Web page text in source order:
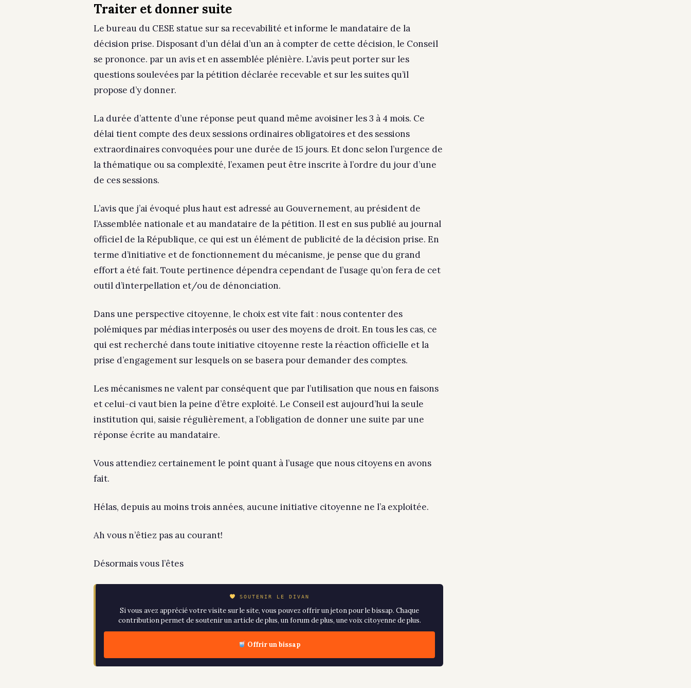
Traiter et donner suite
Le bureau du CESE statue sur sa recevabilité et informe le mandataire de la
décision prise. Disposant d’un délai d’un an à compter de cette décision, le Conseil
se prononce. par un avis et en assemblée plénière. L’avis peut porter sur les
questions soulevées par la pétition déclarée recevable et sur les suites qu’il
propose d’y donner.
La durée d’attente d’une réponse peut quand même avoisiner les 3 à 4 mois. Ce
délai tient compte des deux sessions ordinaires obligatoires et des sessions
extraordinaires convoquées pour une durée de 15 jours. Et donc selon l’urgence de
la thématique ou sa complexité, l’examen peut être inscrite à l’ordre du jour d’une
de ces sessions.
L’avis que j’ai évoqué plus haut est adressé au Gouvernement, au président de
l’Assemblée nationale et au mandataire de la pétition. Il est en sus publié au journal
officiel de la République, ce qui est un élément de publicité de la décision prise. En
terme d’initiative et de fonctionnement du mécanisme, je pense que du grand
effort a été fait. Toute pertinence dépendra cependant de l’usage qu’on fera de cet
outil d’interpellation et/ou de dénonciation.
Dans une perspective citoyenne, le choix est vite fait : nous contenter des
polémiques par médias interposés ou user des moyens de droit. En tous les cas, ce
qui est recherché dans toute initiative citoyenne reste la réaction officielle et la
prise d’engagement sur lesquels on se basera pour demander des comptes.
Les mécanismes ne valent par conséquent que par l’utilisation que nous en faisons
et celui-ci vaut bien la peine d’être exploité. Le Conseil est aujourd’hui la seule
institution qui, saisie régulièrement, a l’obligation de donner une suite par une
réponse écrite au mandataire.
Vous attendiez certainement le point quant à l’usage que nous citoyens en avons
fait.
Hélas, depuis au moins trois années, aucune initiative citoyenne ne l’a exploitée.
Ah vous n’êtiez pas au courant!
Désormais vous l’êtes
SOUTENIR LE DIVAN
Si vous avez apprécié votre visite sur le site, vous pouvez offrir un jeton pour le bissap. Chaque
contribution permet de soutenir un article de plus, un forum de plus, une voix citoyenne de plus.
Offrir un bissap